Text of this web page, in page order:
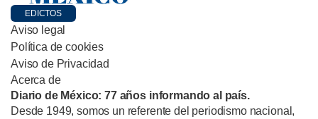
EDICTOS
Aviso legal
Política de cookies
Aviso de Privacidad
Acerca de
Diario de México: 77 años informando al país.
Desde 1949, somos un referente del periodismo nacional,